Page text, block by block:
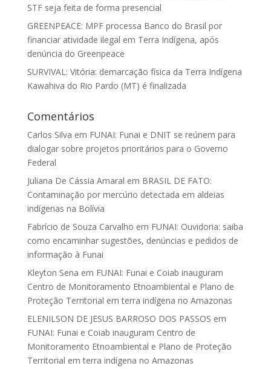
STF seja feita de forma presencial
GREENPEACE: MPF processa Banco do Brasil por
financiar atividade ilegal em Terra Indígena, após
denúncia do Greenpeace
SURVIVAL: Vitória: demarcação física da Terra Indígena
Kawahiva do Rio Pardo (MT) é finalizada
Comentários
Carlos Silva em FUNAI: Funai e DNIT se reúnem para
dialogar sobre projetos prioritários para o Governo
Federal
Juliana De Cássia Amaral em BRASIL DE FATO:
Contaminação por mercúrio detectada em aldeias
indígenas na Bolívia
Fabrício de Souza Carvalho em FUNAI: Ouvidoria: saiba
como encaminhar sugestões, denúncias e pedidos de
informação à Funai
Kleyton Sena em FUNAI: Funai e Coiab inauguram
Centro de Monitoramento Etnoambiental e Plano de
Proteção Territorial em terra indígena no Amazonas
ELENILSON DE JESUS BARROSO DOS PASSOS em
FUNAI: Funai e Coiab inauguram Centro de
Monitoramento Etnoambiental e Plano de Proteção
Territorial em terra indígena no Amazonas